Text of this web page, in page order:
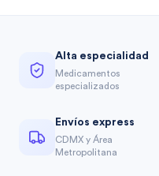
Alta especialidad
Medicamentos
especializados
Envíos express
CDMX y Área
Metropolitana